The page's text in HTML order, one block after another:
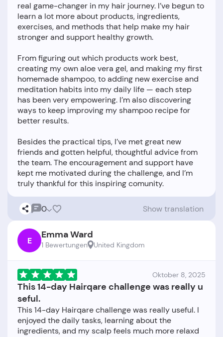
real game-changer in my hair journey. I’ve begun to
learn a lot more about products, ingredients,
exercises, and methods that help make my hair
stronger and support healthy growth.
From figuring out which products work best,
creating my own aloe vera gel, and making my first
homemade shampoo, to adding new exercise and
meditation habits into my daily life — each step
has been very empowering. I’m also discovering
ways to keep improving my shampoo recipe for
better results.
Besides the practical tips, I’ve met great new
friends and gotten helpful, thoughtful advice from
the team. The encouragement and support have
kept me motivated during the challenge, and I’m
0 Show translation
E Emma Ward
1 Bewertungen United Kingdom
Oktober 8, 2025
This 14-day Hairqare challenge was really u
seful.
This 14-day Hairqare challenge was really useful. I
enjoyed the daily tasks, learning about the
ingredients, and my scalp feels much more relaxd